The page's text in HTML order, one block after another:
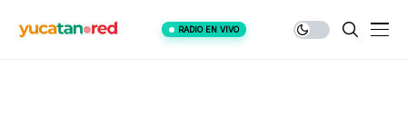
RADIO EN VIVO